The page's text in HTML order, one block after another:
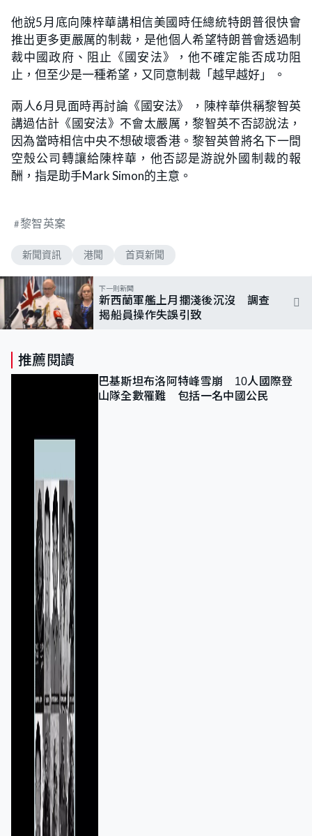
他說5月底向陳梓華講相信美國時任總統特朗普很快會
推出更多更嚴厲的制裁，是他個人希望特朗普會透過制
裁中國政府、阻止《國安法》，他不確定能否成功阻
止，但至少是一種希望，又同意制裁「越早越好」 。
兩人6月見面時再討論《國安法》 ，陳梓華供稱黎智英
講過估計《國安法》不會太嚴厲，黎智英不否認說法，
因為當時相信中央不想破壞香港。黎智英曾將名下一間
空殼公司轉讓給陳梓華，他否認是游說外國制裁的報
酬，指是助手Mark Simon的主意。
黎智英案
新聞資訊 港聞 首頁新聞
下一則新聞
新西蘭軍艦上月擱淺後沉沒 調查
揭船員操作失誤引致
推薦閱讀
巴基斯坦布洛阿特峰雪崩 10人國際登
山隊全數罹難 包括一名中國公民